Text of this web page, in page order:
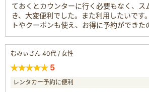
ておくとカウンターに行く必要もなく、ス
き、大変便利でした。また利用したいです
トやクーポンも使え、お得に予約ができた
むみぃさん 40代 / 女性
5
レンタカー予約に便利